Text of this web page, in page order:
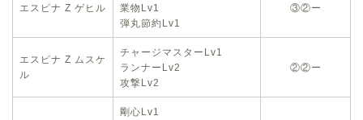
エスピナ Z ゲヒル
業物Lv1
弾丸節約Lv1
③②ー
エスピナ Z ムスケ
ル
チャージマスターLv1
ランナーLv2
攻撃Lv2
②②ー
剛心Lv1